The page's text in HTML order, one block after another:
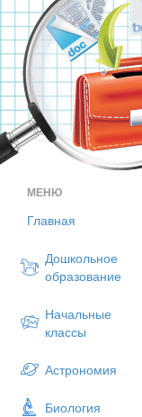
МЕНЮ
Главная
Дошкольное
образование
Начальные
классы
Астрономия
Биология